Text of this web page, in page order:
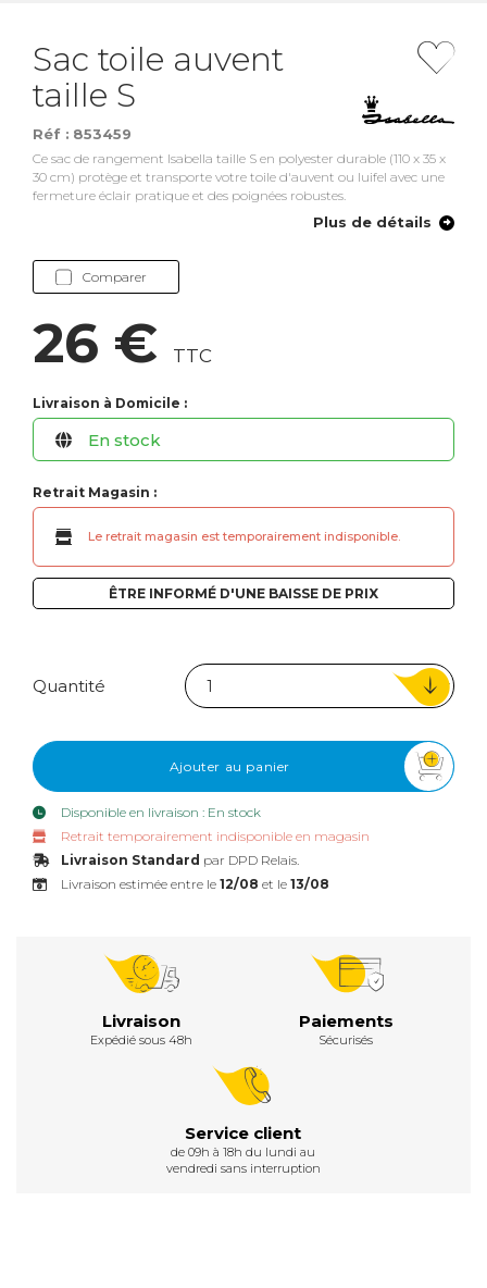
Sac toile auvent
taille S
Réf : 853459
Ce sac de rangement Isabella taille S en polyester durable (110 x 35 x
30 cm) protège et transporte votre toile d'auvent ou luifel avec une
fermeture éclair pratique et des poignées robustes.
Plus de détails
Comparer
26 € TTC
Livraison à Domicile :
En stock
Retrait Magasin :
Le retrait magasin est temporairement indisponible.
ÊTRE INFORMÉ D'UNE BAISSE DE PRIX
Quantité
Ajouter au panier
Disponible en livraison : En stock
Retrait temporairement indisponible en magasin
Livraison Standard par DPD Relais.
Livraison estimée entre le 12/08 et le 13/08
Livraison
Expédié sous 48h
Paiements
Sécurisés
Service client
de 09h à 18h du lundi au
vendredi sans interruption